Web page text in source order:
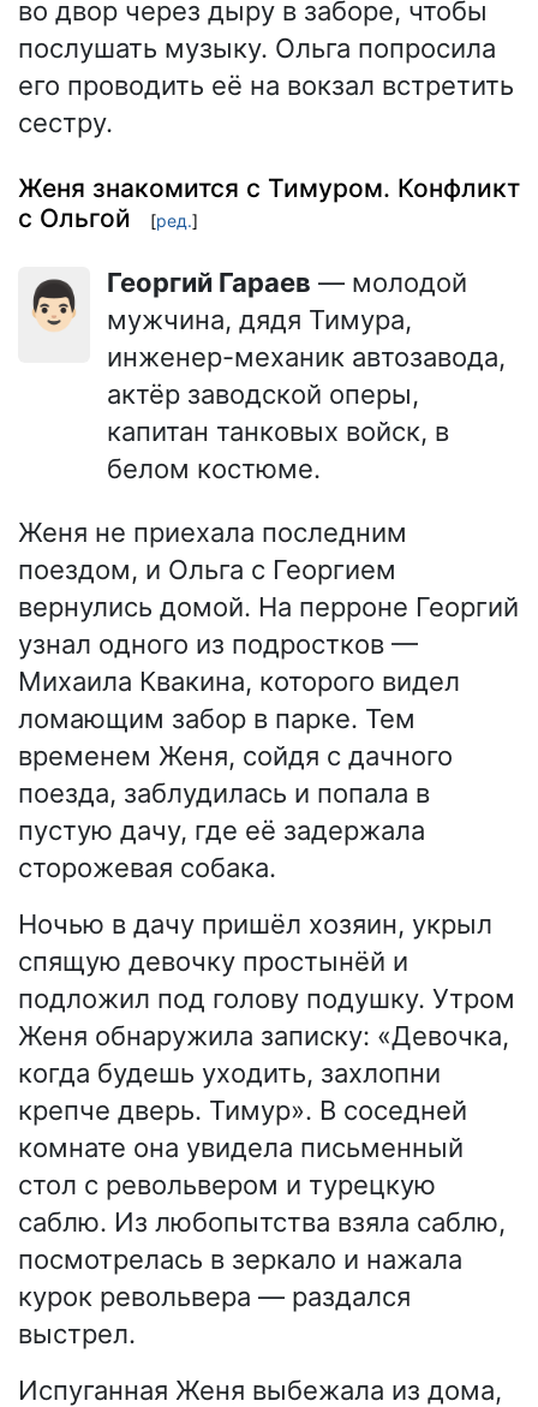
во двор через дыру в заборе, чтобы
послушать музыку. Ольга попросила
его проводить её на вокзал встретить
сестру.
Женя знакомится с Тимуром. Конфликт
с Ольгой
[ред.]
👨🏻 Георгий Гараев — молодой
мужчина, дядя Тимура,
инженер-механик автозавода,
актёр заводской оперы,
капитан танковых войск, в
белом костюме.
Женя не приехала последним
поездом, и Ольга с Георгием
вернулись домой. На перроне Георгий
узнал одного из подростков —
Михаила Квакина, которого видел
ломающим забор в парке. Тем
временем Женя, сойдя с дачного
поезда, заблудилась и попала в
пустую дачу, где её задержала
сторожевая собака.
Ночью в дачу пришёл хозяин, укрыл
спящую девочку простынёй и
подложил под голову подушку. Утром
Женя обнаружила записку: «Девочка,
когда будешь уходить, захлопни
крепче дверь. Тимур». В соседней
комнате она увидела письменный
стол с револьвером и турецкую
саблю. Из любопытства взяла саблю,
посмотрелась в зеркало и нажала
курок револьвера — раздался
выстрел.
Испуганная Женя выбежала из дома,